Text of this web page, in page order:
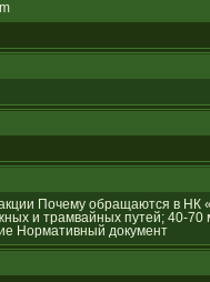
Почему обращаются в НК
и трамвайных путей; 40-
Нормативный документ